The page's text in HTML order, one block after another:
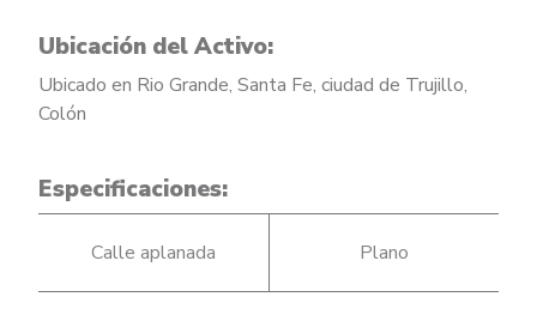
Ubicación del Activo:
Ubicado en Rio Grande, Santa Fe, ciudad de Trujillo,
Colón
Especificaciones:
Calle aplanada Plano